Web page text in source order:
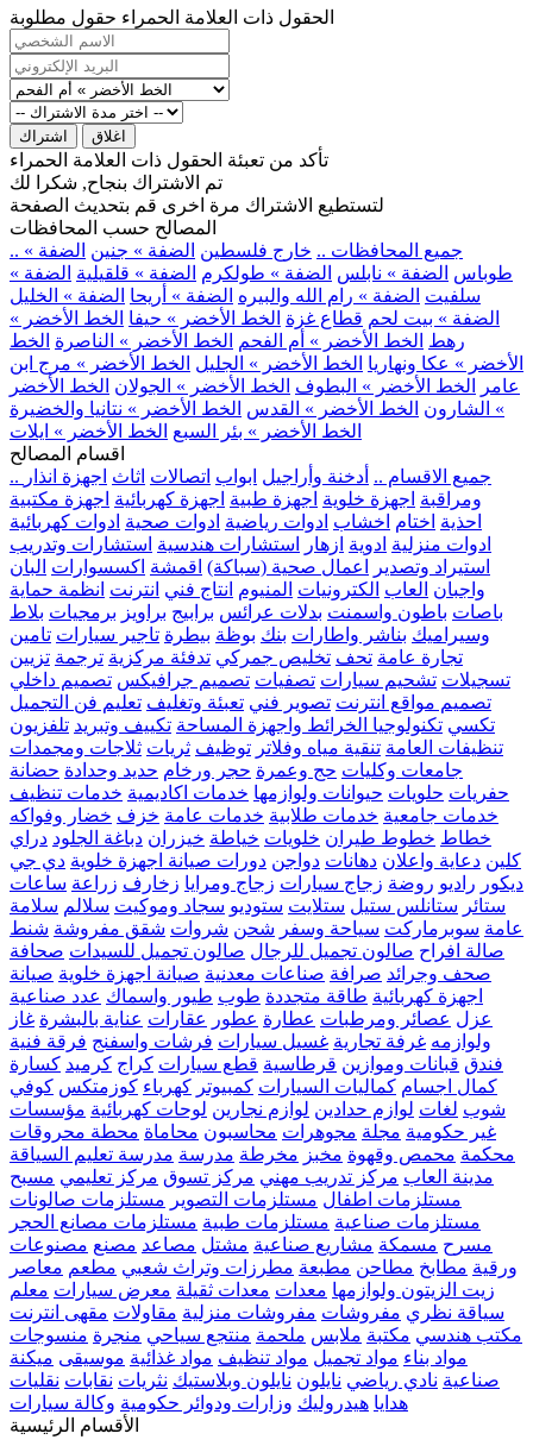
الحقول ذات العلامة الحمراء حقول مطلوبة
اشتراك اغلاق
تأكد من تعبئة الحقول ذات العلامة الحمراء
تم الاشتراك بنجاح, شكرا لك
لتستطيع الاشتراك مرة اخرى قم بتحديث الصفحة
المصالح حسب المحافظات
.. جميع المحافظات .. خارج فلسطين الضفة » جنين الضفة »
طوباس الضفة » نابلس الضفة » طولكرم الضفة » قلقيلية الضفة »
سلفيت الضفة » رام الله والبيره الضفة » أريحا الضفة » الخليل
الضفة » بيت لحم قطاع غزة الخط الأخضر » حيفا الخط الأخضر »
رهط الخط الأخضر » أم الفحم الخط الأخضر » الناصرة الخط
الأخضر » عكا ونهاريا الخط الأخضر » الجليل الخط الأخضر » مرج ابن
عامر
الخط الأخضر » البطوف الخط الأخضر » الجولان الخط الأخضر
» الشارون الخط الأخضر » القدس الخط الأخضر » نتانيا والخضيرة
الخط الأخضر » بئر السبع الخط الأخضر » ايلات
اقسام المصالح
.. جميع الاقسام .. أدخنة وأراجيل ابواب اتصالات اثاث اجهزة انذار
ومراقبة اجهزة خلوية اجهزة طبية اجهزة كهربائية اجهزة مكتبية
احذية اختام اخشاب ادوات رياضية ادوات صحية ادوات كهربائية
ادوات منزلية ادوية ازهار استشارات هندسية استشارات وتدريب
استيراد وتصدير
اعمال صحية (سباكة) اقمشة اكسسوارات البان
واجبان العاب الكترونيات المنيوم انتاج فني انترنت انظمة حماية
باصات باطون واسمنت بدلات عرائس برابيج براويز برمجيات بلاط
وسيراميك بناشر واطارات بنك بوظة بيطرة تاجير سيارات تامين
تجارة عامة تحف تخليص جمركي تدفئة مركزية ترجمة تزيين
تسجيلات تشحيم سيارات تصفيات تصميم جرافيكس تصميم داخلي
تصميم مواقع انترنت تصوير فني تعبئة وتغليف تعليم فن التجميل
تكسي تكنولوجيا الخرائط واجهزة المساحة تكييف وتبريد تلفزيون
تنظيفات العامة تنقية مياه وفلاتر توظيف ثريات ثلاجات ومجمدات
جامعات وكليات حج وعمرة حجر ورخام حديد وحدادة حضانة
حفريات حلويات حيوانات ولوازمها خدمات اكاديمية خدمات تنظيف
خدمات جامعية خدمات طلابية خدمات عامة خزف خضار وفواكه
خطاط خطوط طيران خلويات خياطة خيزران دباغة الجلود دراي
كلين دعاية واعلان دهانات دواجن دورات صيانة اجهزة خلوية دي جي
ديكور راديو روضة زجاج سيارات زجاج ومرايا زخارف زراعة ساعات
ستائر ستانلس ستيل ستلايت ستوديو سجاد وموكيت سلالم سلامة
عامة سوبرماركت سياحة وسفر شحن شروات شقق مفروشة شنط
صالة افراح صالون تجميل للرجال صالون تجميل للسيدات صحافة
صحف وجرائد صرافة صناعات معدنية صيانة اجهزة خلوية صيانة
اجهزة كهربائية طاقة متجددة طوب طيور واسماك عدد صناعية
عزل عصائر ومرطبات عطارة عطور عقارات عناية بالبشرة غاز
ولوازمه غرفة تجارية غسيل سيارات فرشات واسفنج فرقة فنية
فندق قبانات وموازين قرطاسية قطع سيارات كراج كرميد كسارة
كمال اجسام كماليات السيارات كمبيوتر كهرباء كوزمتكس كوفي
شوب لغات لوازم حدادين لوازم نجارين لوحات كهربائية مؤسسات
غير حكومية مجلة مجوهرات محاسبون محاماة محطة محروقات
محكمة محمص وقهوة مخبز مخرطة مدرسة مدرسة تعليم السياقة
مدينة العاب مركز تدريب مهني مركز تسوق مركز تعليمي مسبح
مستلزمات اطفال مستلزمات التصوير مستلزمات صالونات
مستلزمات صناعية مستلزمات طبية مستلزمات مصانع الحجر
مسرح مسمكة مشاريع صناعية مشتل مصاعد مصنع مصنوعات
ورقية مطابخ مطاحن مطبعة مطرزات وتراث شعبي مطعم معاصر
زيت الزيتون ولوازمها معدات معدات ثقيلة معرض سيارات معلم
سياقة نظري مفروشات مفروشات منزلية مقاولات مقهى انترنت
مكتب هندسي مكتبة ملابس ملحمة منتجع سياحي منجرة منسوجات
مواد بناء مواد تجميل مواد تنظيف مواد غذائية موسيقى ميكنة
صناعية نادي رياضي نايلون نايلون وبلاستيك نثريات نقابات نقليات
هدايا هيدروليك وزارات ودوائر حكومية وكالة سيارات
الأقسام الرئيسية